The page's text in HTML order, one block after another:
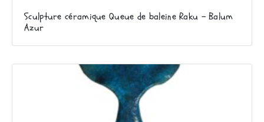
Sculpture céramique Queue de baleine Raku – Balum
Azur